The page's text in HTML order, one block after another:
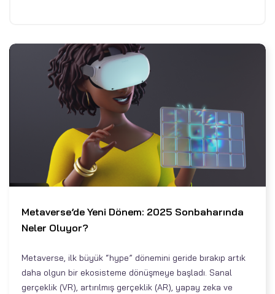
Metaverse’de Yeni Dönem: 2025 Sonbaharında
Neler Oluyor?
Metaverse, ilk büyük “hype” dönemini geride bırakıp artık
daha olgun bir ekosisteme dönüşmeye başladı. Sanal
gerçeklik (VR), artırılmış gerçeklik (AR), yapay zeka ve